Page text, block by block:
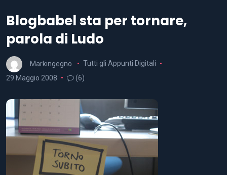
Blogbabel sta per tornare,
parola di Ludo
Markingegno
Tutti gli Appunti Digitali
29 Maggio 2008
(6)